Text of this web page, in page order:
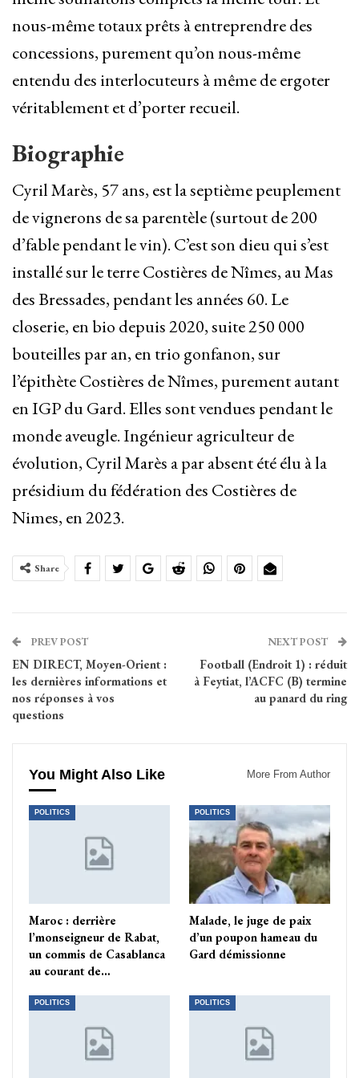
nous-même totaux prêts à entreprendre des
concessions, purement qu’on nous-même
entendu des interlocuteurs à même de ergoter
véritablement et d’porter recueil.
Biographie
Cyril Marès, 57 ans, est la septième peuplement
de vignerons de sa parentèle (surtout de 200
d’fable pendant le vin). C’est son dieu qui s’est
installé sur le terre Costières de Nîmes, au Mas
des Bressades, pendant les années 60. Le
closerie, en bio depuis 2020, suite 250 000
bouteilles par an, en trio gonfanon, sur
l’épithète Costières de Nîmes, purement autant
en IGP du Gard. Elles sont vendues pendant le
monde aveugle. Ingénieur agriculteur de
évolution, Cyril Marès a par absent été élu à la
présidium du fédération des Costières de
Nimes, en 2023.
Share
PREV POST
EN DIRECT, Moyen-Orient :
les dernières informations et
nos réponses à vos
questions
NEXT POST
Football (Endroit 1) : réduit
à Feytiat, l’ACFC (B) termine
au panard du ring
You Might Also Like More From Author
POLITICS
Maroc : derrière
l’monseigneur de Rabat,
un commis de Casablanca
au courant de…
POLITICS
Malade, le juge de paix
d’un poupon hameau du
Gard démissionne
POLITICS POLITICS